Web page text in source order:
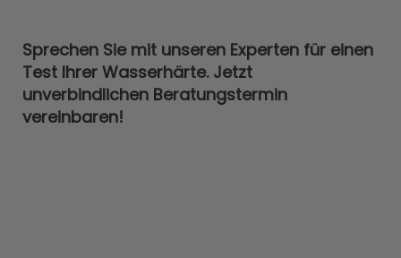
Sprechen Sie mit unseren Experten für einen
Test Ihrer Wasserhärte. Jetzt
unverbindlichen Beratungstermin
vereinbaren!